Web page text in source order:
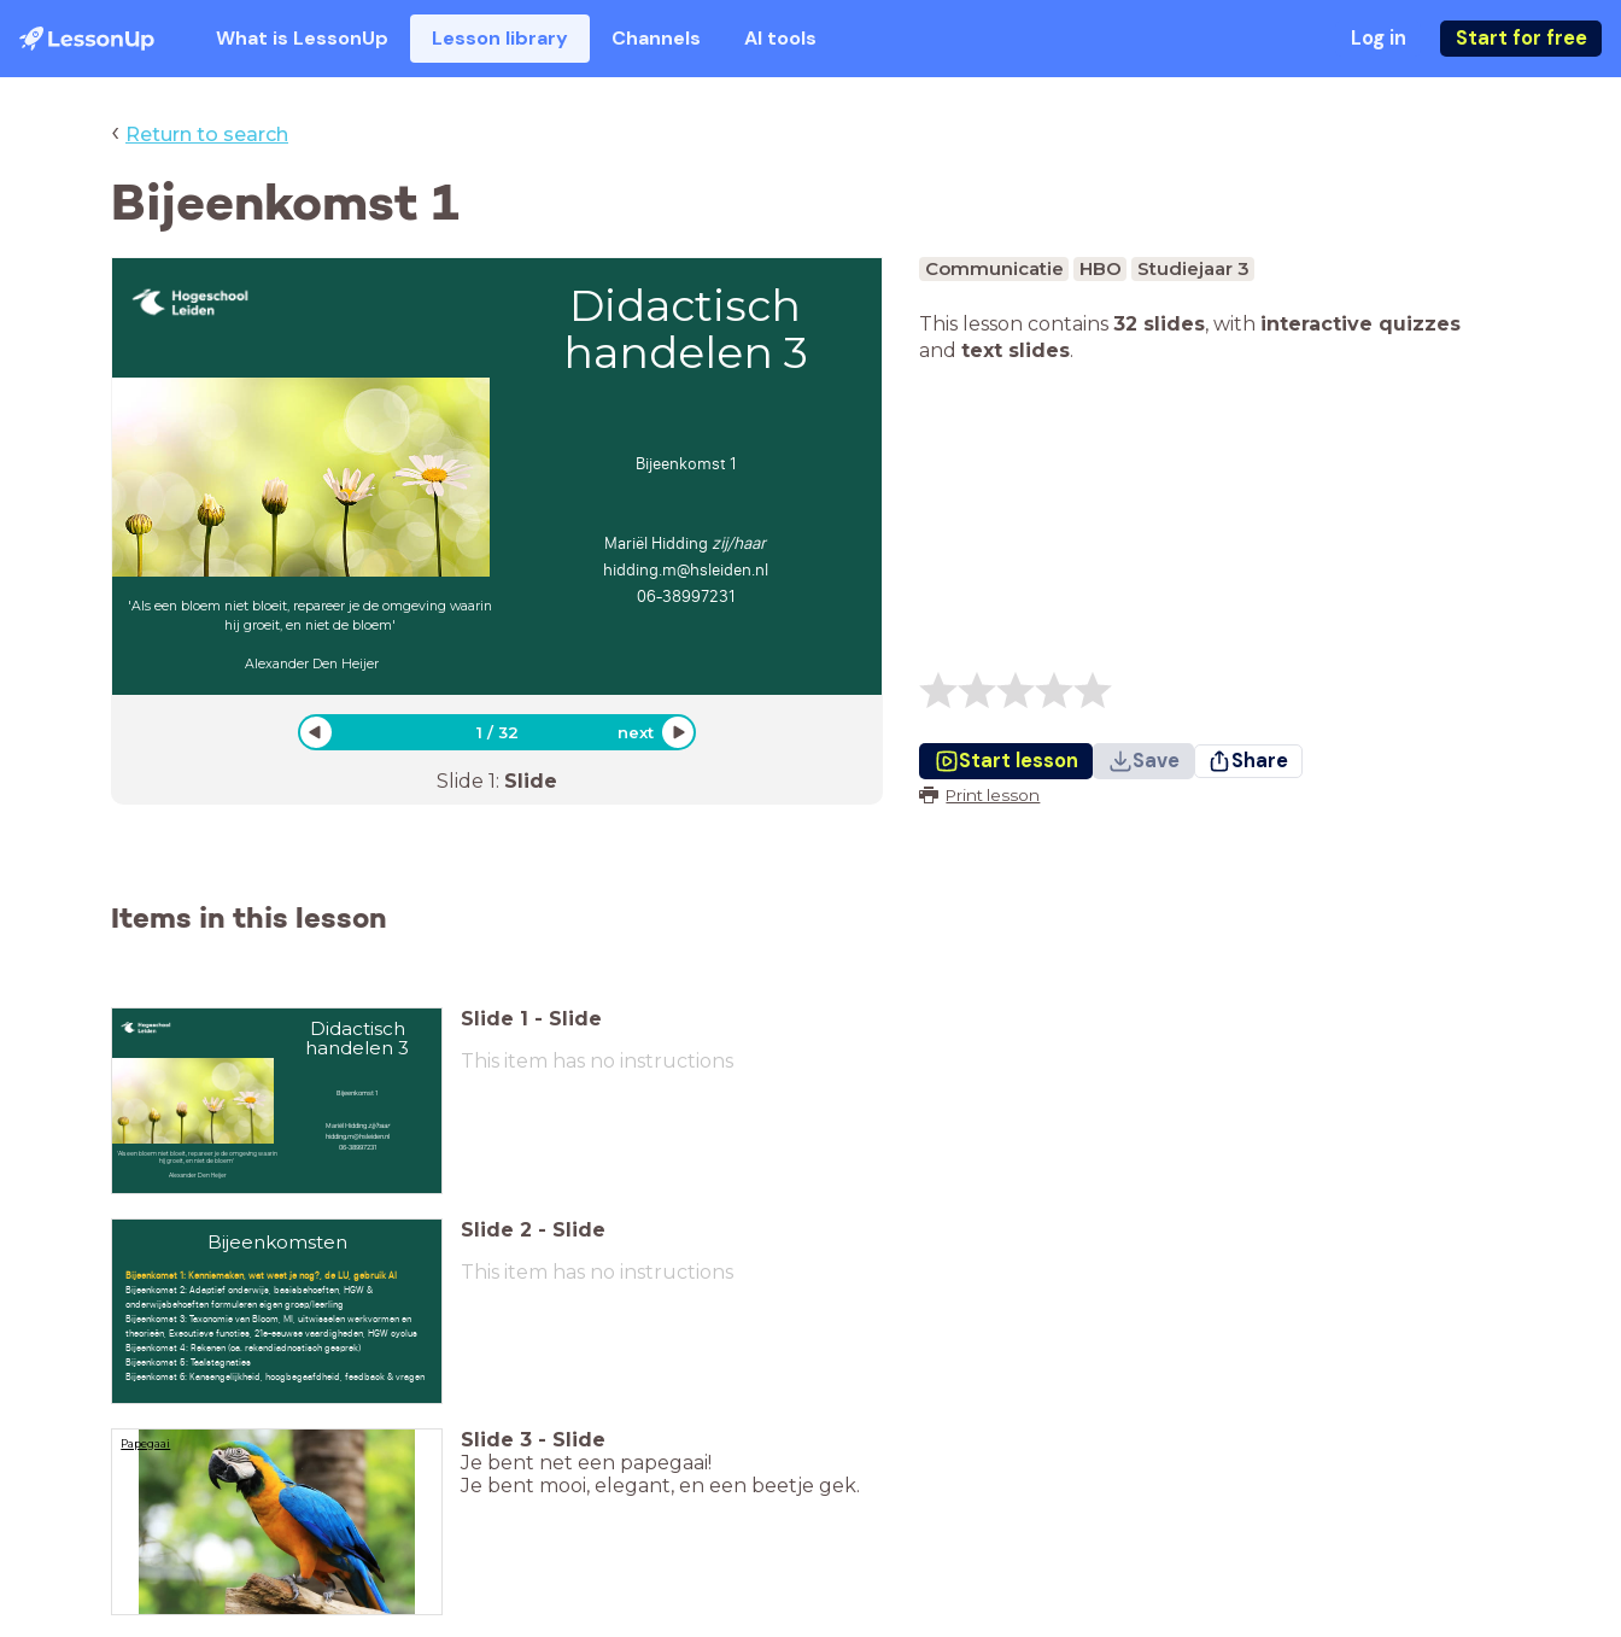
What is LessonUp Lesson library Channels AI tools Log in Start for free
‹ Return to search
Bijeenkomst 1
Didactisch
handelen 3
Bijeenkomst 1
Mariël Hiddingzij/haar
hidding.m@hsleiden.nl
06-38997231
'Als een bloem niet bloeit, repareer je de omgeving waarin
hij groeit, en niet de bloem'
Alexander Den Heijer
1 /32 next
Slide 1: Slide
Communicatie HBO Studiejaar 3
This lesson contains 32 slides, with interactive quizzes
and text slides.
Start lesson Save Share
Print lesson
Items in this lesson
Didactisch
handelen 3
Bijeenkomst 1
Mariël Hiddingzij/haar
hidding.m@hsleiden.nl
06-38997231
'Als een bloem niet bloeit, repareer je de omgeving waarin
hij groeit, en niet de bloem'
Alexander Den Heijer
Slide 1 - Slide
This item has no instructions
Bijeenkomsten
Bijeenkomst 1: Kennismaken, wat weet je nog?, de LU, gebruik AI
Bijeenkomst 2: Adaptief onderwijs, basisbehoeften, HGW &
onderwijsbehoeften formuleren eigen groep/leerling
Bijeenkomst 3: Taxonomie van Bloom, MI, uitwisselen werkvormen en
theorieën, Executieve functies, 21e-eeuwse vaardigheden, HGW cyclus
Bijeenkomst 4: Rekenen (oa. rekendiadnostisch gesprek)
Bijeenkomst 5: Taalstagnaties
Bijeenkomst 6: Kansengelijkheid, hoogbegaafdheid, feedback & vragen
Slide 2 - Slide
This item has no instructions
Papegaai Slide 3 - Slide
Je bent net een papegaai!
Je bent mooi, elegant, en een beetje gek.